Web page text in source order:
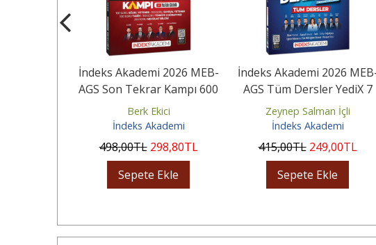
İndeks Akademi 2026 MEB-
AGS Son Tekrar Kampı 600
Soru Bankası Youtube...
Berk Ekici
İndeks Akademi
498,00TL 298,80TL
Sepete Ekle
İndeks Akademi 2026
AGS Tüm Dersler YediX 7
Deneme Çözümlü
Zeynep Salman İçli
İndeks Akademi
415,00TL 249,00TL
Sepete Ekle